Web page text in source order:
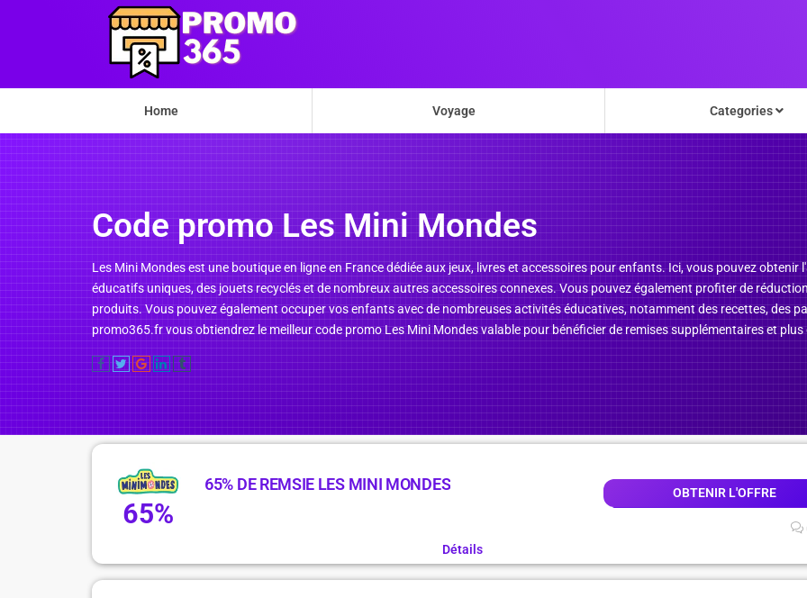
Home Voyage Categories
Code promo Les Mini Mondes
Les Mini Mondes est une boutique en ligne en France dédiée aux jeux, livres et accessoires pour enfants. Ici, vous pouvez
éducatifs uniques, des jouets recyclés et de nombreux autres accessoires connexes. Vous pouvez également profiter de
produits. Vous pouvez également occuper vos enfants avec de nombreuses activités éducatives, notamment des recettes, des
promo365.fr vous obtiendrez le meilleur code promo Les Mini Mondes valable pour bénéficier de remises supplémentaires et
65%
65% DE REMSIE LES MINI MONDES OBTENIR L'OFFRE
Détails